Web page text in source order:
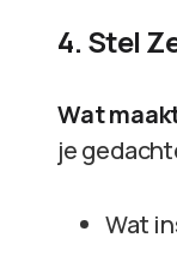
4. Stel
Wat
je
Wat